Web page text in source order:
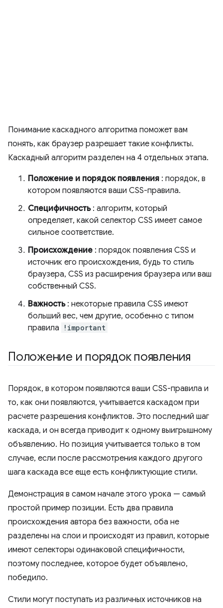
Понимание каскадного алгоритма поможет вам
понять, как браузер разрешает такие конфликты.
Каскадный алгоритм разделен на 4 отдельных этапа.
Положение и порядок появления : порядок, в
котором появляются ваши CSS-правила.
Специфичность: алгоритм, который
определяет, какой селектор CSS имеет самое
сильное соответствие.
Происхождение : порядок появления CSS и
источник его происхождения, будь то стиль
браузера, CSS из расширения браузера или ваш
собственный CSS.
Важность: некоторые правила CSS имеют
больший вес, чем другие, особенно с типом
правила
!important
Положение и порядок появления
Порядок, в котором появляются ваши CSS-правила и
то, как они появляются, учитывается каскадом при
расчете разрешения конфликтов. Это последний шаг
каскада, и он всегда приводит к одному выигрышному
объявлению. Но позиция учитывается только в том
случае, если после рассмотрения каждого другого
шага каскада все еще есть конфликтующие стили.
Демонстрация в самом начале этого урока — самый
простой пример позиции. Есть два правила
происхождения автора без важности, оба не
разделены на слои и происходят из правил, которые
имеют селекторы одинаковой специфичности,
поэтому последнее, которое будет объявлено,
победило.
Стили могут поступать из различных источников на